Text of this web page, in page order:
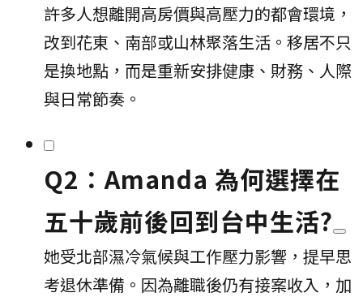
許多人想離開高房價與高壓力的都會環境，
改到花東、南部或山林聚落生活。移居不只
是換地點，而是重新安排健康、財務、人際
與日常節奏。
Q2：Amanda 為何選擇在
五十歲前後回到台中生活?
她受北部濕冷氣候與工作壓力影響，提早思
考退休準備。因為離職後仍有接案收入，加